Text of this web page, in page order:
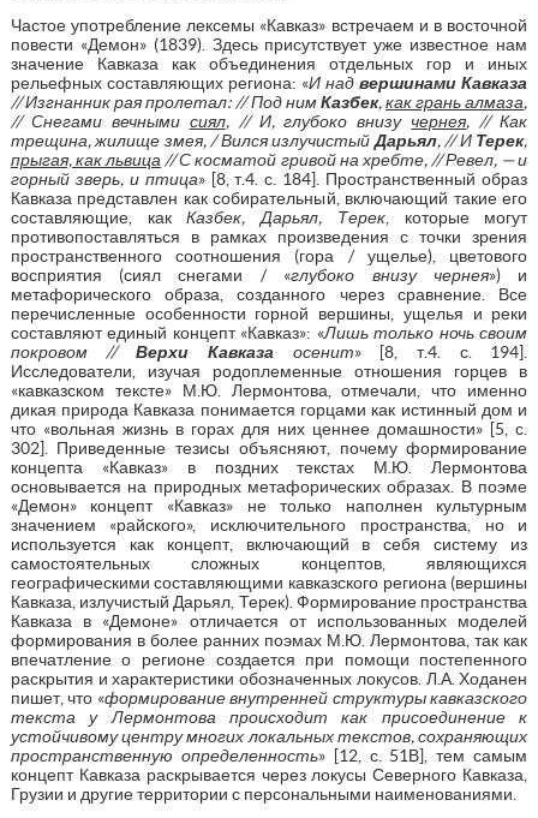
Частое употребление лексемы «Кавказ» встречаем и в восточной
повести «Демон» (1839). Здесь присутствует уже известное нам
значение Кавказа как объединения отдельных гор и иных
рельефных составляющих региона: «И надвершинами Кавказа
// Изгнанник рая пролетал: // Под нимКазбек,как грань алмаза,
// Снегами вечными сиял, // И, глубоко внизу чернея, // Как
трещина, жилище змея, / Вился излучистыйДарьял, // И Терек,
прыгая, как львица // С косматой гривой на хребте, // Ревел, — и
горный зверь, и птица» [8, т.4. с. 184]. Пространственный образ
Кавказа представлен как собирательный, включающий такие его
составляющие, какКазбек, Дарьял, Терек, которые могут
противопоставляться в рамках произведения с точки зрения
пространственного соотношения (гора / ущелье), цветового
восприятия (сиял снегами / «глубоко внизу чернея») и
метафорического образа, созданного через сравнение. Все
перечисленные особенности горной вершины, ущелья и реки
составляют единый концепт «Кавказ»: «Лишь только ночь своим
покровом //Верхи Кавказа осенит» [8, т.4. с. 194].
Исследователи, изучая родоплеменные отношения горцев в
«кавказском тексте» М.Ю. Лермонтова, отмечали, что именно
дикая природа Кавказа понимается горцами как истинный дом и
что «вольная жизнь в горах для них ценнее домашности» [5, с.
302]. Приведенные тезисы объясняют, почему формирование
концепта «Кавказ» в поздних текстах М.Ю. Лермонтова
основывается на природных метафорических образах. В поэме
«Демон» концепт «Кавказ» не только наполнен культурным
значением «райского», исключительного пространства, но и
используется как концепт, включающий в себя систему из
самостоятельных сложных концептов, являющихся
географическими составляющими кавказского региона (вершины
Кавказа, излучистый Дарьял, Терек). Формирование пространства
Кавказа в «Демоне» отличается от использованных моделей
формирования в более ранних поэмах М.Ю. Лермонтова, так как
впечатление о регионе создается при помощи постепенного
раскрытия и характеристики обозначенных локусов. Л.А. Ходанен
пишет, что «формирование внутренней структуры кавказского
текста у Лермонтова происходит как присоединение к
устойчивому центру многих локальных текстов, сохраняющих
пространственную определенность» [12, с. 51В], тем самым
концепт Кавказа раскрывается через локусы Северного Кавказа,
Грузии и другие территории с персональными наименованиями.